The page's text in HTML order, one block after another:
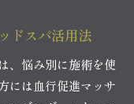
ドスパ活用法
、悩み別に施術を使
には血行促進マッサ